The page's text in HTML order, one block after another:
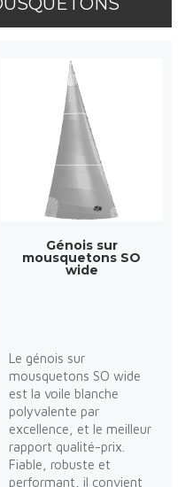
Génois sur
mousquetons SO
wide
Le génois sur
mousquetons SO wide
est la voile blanche
polyvalente par
excellence, et le meilleur
rapport qualité-prix.
Fiable, robuste et
performant, il convient